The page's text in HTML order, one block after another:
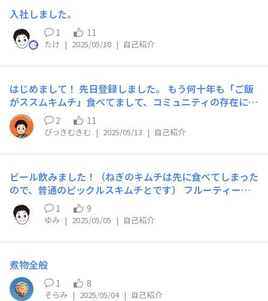
入社しました。
1 11
たけ | 2025/05/18 | 自己紹介
はじめまして！ 先日登録しました。 もう何十年も「ご飯
がススムキムチ」食べてまして、コミュニティの存在にび
っくりしました。 「ご飯がススムピリ辛オクラ」がとっ
っても好きです。 皆さんよろしくお願いします
2 11
ぴっきむきむ | 2025/05/13 | 自己紹介
ビール飲みました！（ねぎのキムチは先に食べてしまった
ので、普通のピックルスキムチとです） フルーティーな
香りのビール🍺でした。GWもあと少し。。のんびり過ご
したいと思います
1 9
ゆみ | 2025/05/05 | 自己紹介
煮物全般
1 8
そらみ | 2025/05/04 | 自己紹介